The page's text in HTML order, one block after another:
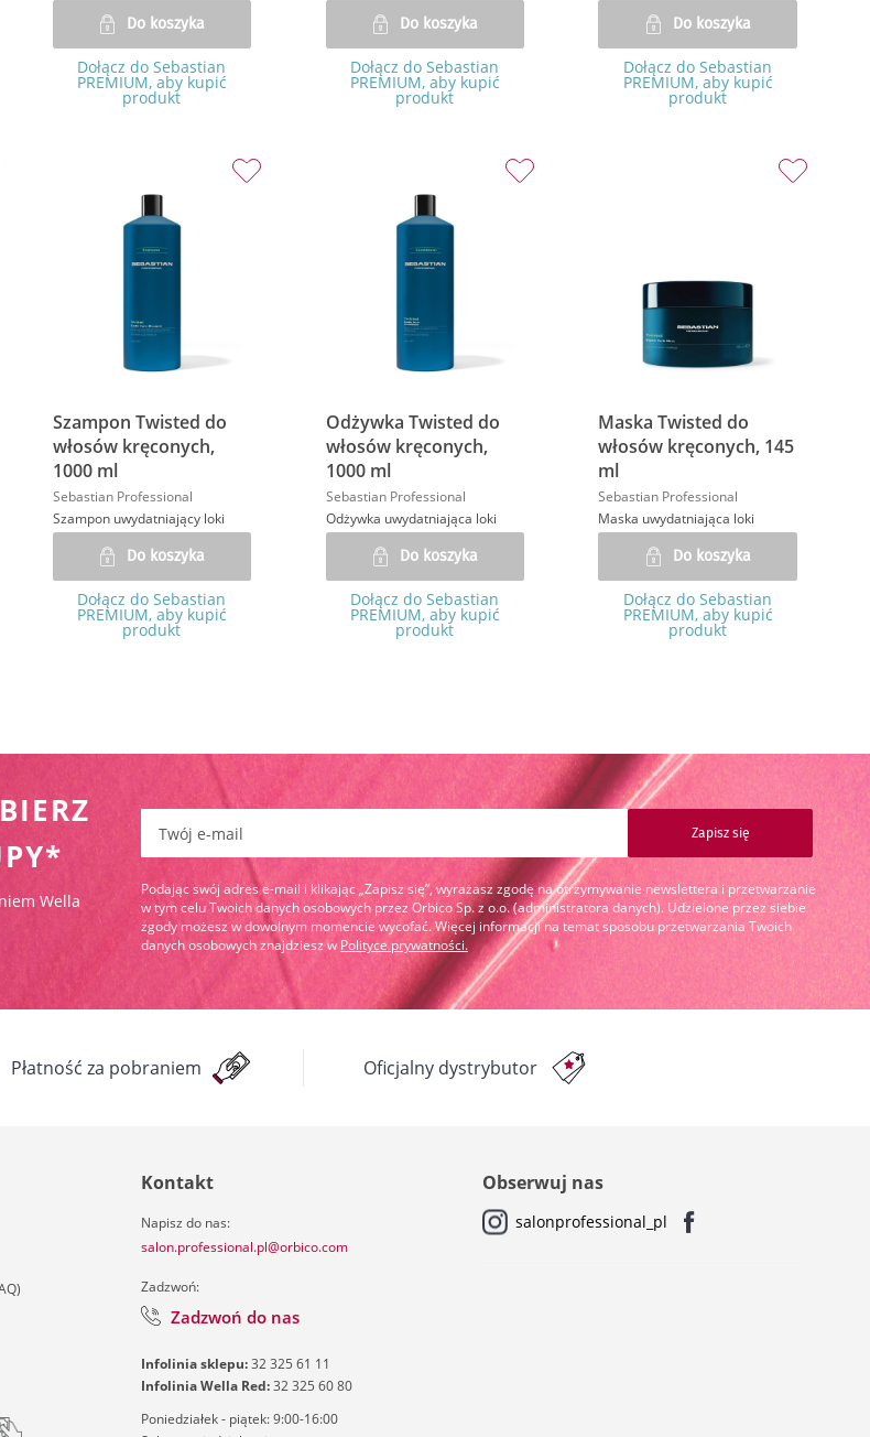
Do koszyka
Dołącz do Sebastian
PREMIUM, aby kupić
produkt
Do koszyka
Dołącz do Sebastian
PREMIUM, aby kupić
produkt
Do koszyka
Dołącz do Sebastian
PREMIUM, aby kupić
produkt
Szampon Twisted do
włosów kręconych,
1000 ml
Sebastian Professional
Szampon uwydatniający loki
Do koszyka
Dołącz do Sebastian
PREMIUM, aby kupić
produkt
Odżywka Twisted do
włosów kręconych,
1000 ml
Sebastian Professional
Odżywka uwydatniająca loki
Do koszyka
Dołącz do Sebastian
PREMIUM, aby kupić
produkt
Maska Twisted do
włosów kręconych, 145
ml
Sebastian Professional
Maska uwydatniająca loki
Do koszyka
Dołącz do Sebastian
PREMIUM, aby kupić
produkt
Wella
Zapisz się
Podając swój adres e-mail i klikając „Zapisz się”, wyrażasz zgodę na otrzymywanie newslettera i przetwarzanie
w tym celu Twoich danych osobowych przez Orbico Sp. z o.o. (administratora danych). Udzielone przez siebie
zgody możesz w dowolnym momencie wycofać. Więcej informacji na temat sposobu przetwarzania Twoich
danych osobowych znajdziesz w Polityce prywatności.
Płatność za pobraniem Oficjalny dystrybutor
Kontakt
Napisz do nas:
salon.professional.pl@orbico.com
Zadzwoń:
Zadzwoń do nas
Infolinia sklepu:32 325 61 11
Infolinia Wella Red:32 325 60 80
Poniedziałek - piątek: 9:00-16:00
Obserwuj nas
salonprofessional_pl